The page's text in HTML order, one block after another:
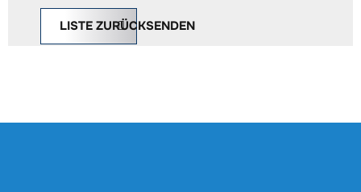
FRAG
LISTE ZURÜCKSENDEN